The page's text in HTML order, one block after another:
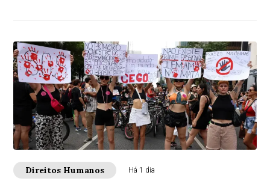
Direitos Humanos Há 1 dia